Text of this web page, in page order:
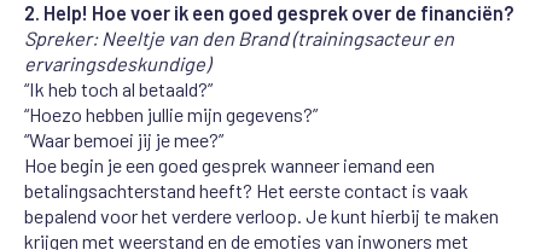
2. Help! Hoe voer ik een goed gesprek over de financiën?
Spreker: Neeltje van den Brand (trainingsacteur en
ervaringsdeskundige)
“Ik heb toch al betaald?”
“Hoezo hebben jullie mijn gegevens?”
“Waar bemoei jij je mee?”
Hoe begin je een goed gesprek wanneer iemand een
betalingsachterstand heeft? Het eerste contact is vaak
bepalend voor het verdere verloop. Je kunt hierbij te maken
krijgen met weerstand en de emoties van inwoners met